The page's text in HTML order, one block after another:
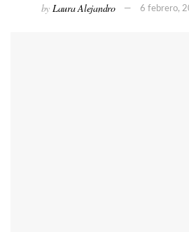
by Laura Alejandro 6 febrero,